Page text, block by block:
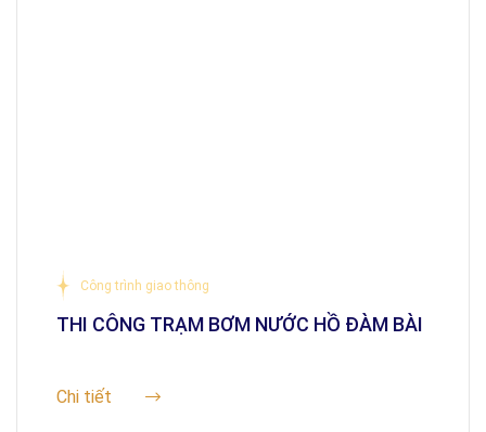
Công trình giao thông
THI CÔNG TRẠM BƠM NƯỚC HỒ ĐÀM BÀI
Chi tiết